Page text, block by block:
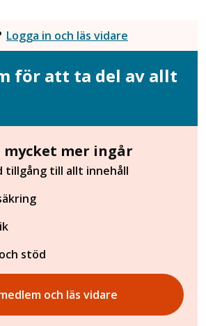
för att ta del av allt
Logga in och läs vidare
mycket mer ingår
tillgång till allt innehåll
stöd
och läs vidare